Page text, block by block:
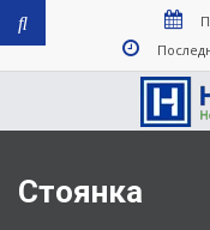
Стоянка